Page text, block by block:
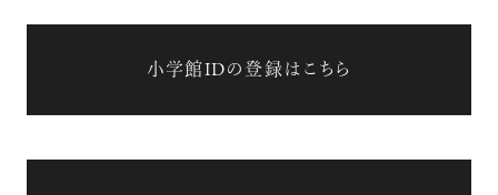
小学館IDの登録はこちら